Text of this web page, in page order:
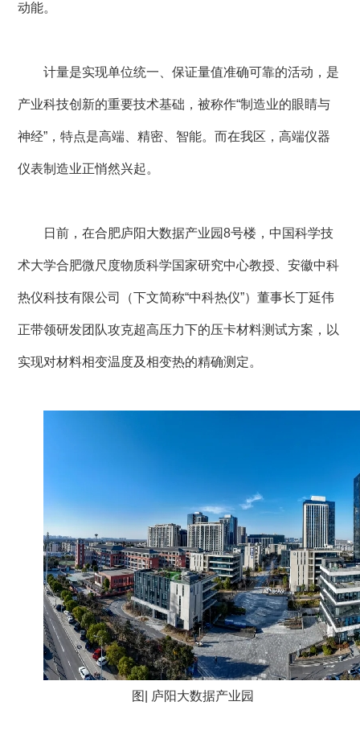
动能。
计量是实现单位统一、保证量值准确可靠的活动，是
产业科技创新的重要技术基础，被称作“制造业的眼睛与
神经”，特点是高端、精密、智能。而在我区，高端仪器
仪表制造业正悄然兴起。
日前，在合肥庐阳大数据产业园8号楼，中国科学技
术大学合肥微尺度物质科学国家研究中心教授、安徽中科
热仪科技有限公司（下文简称“中科热仪”）董事长丁延伟
正带领研发团队攻克超高压力下的压卡材料测试方案，以
实现对材料相变温度及相变热的精确测定。
图| 庐阳大数据产业园